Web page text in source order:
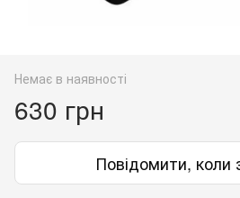
Немає в наявності
630 грн
Повідомити, коли